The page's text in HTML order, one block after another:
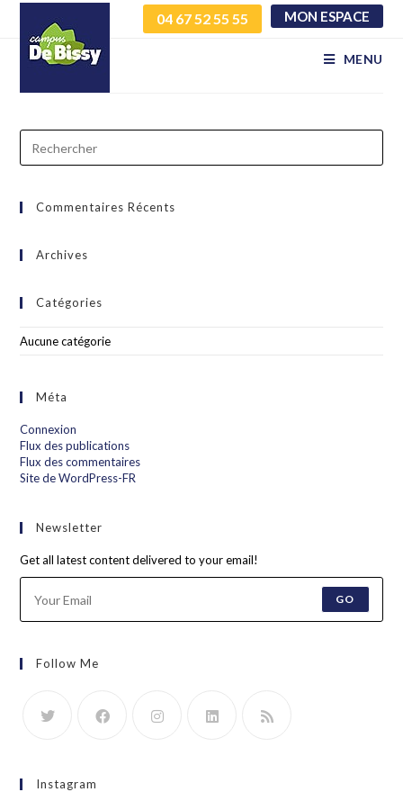
04 67 52 55 55 MON ESPACE
MENU
Margot Martinez
Commentaires Récents
Archives
Catégories
Aucune catégorie
Méta
Connexion
Flux des publications
Flux des commentaires
Site de WordPress-FR
Newsletter
Get all latest content delivered to your email!
GO
Follow Me
Instagram